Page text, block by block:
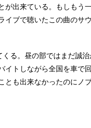
が出来ている。もしもう一
イブで聴いたこの曲のサウ
る。昼の部ではまだ誠
イトしながら全国を車で回
とも出来なかったのにノ